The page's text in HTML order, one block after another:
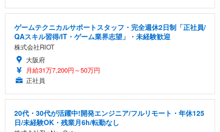
ゲームテクニカルサポートスタッフ・完全週休2日制「正社員/
QAスキル習得/IT・ゲーム業界志望」・未経験歓迎
株式会社RIOT
大阪府
月給31万7,200円～50万円
正社員
20代・30代が活躍中!開発エンジニア/フルリモート・年休125
日/未経験OK・残業月6h/転勤なし